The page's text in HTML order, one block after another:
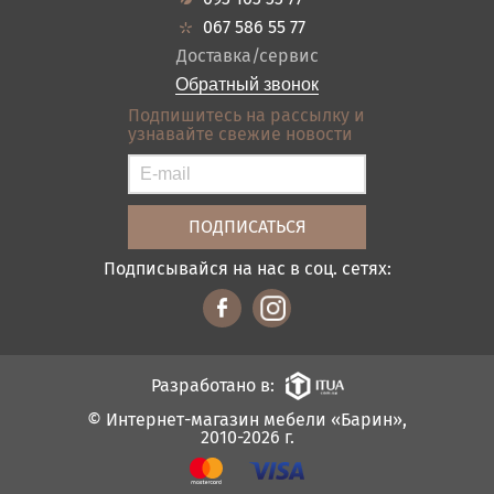
Ванная
Акции
Кредит
Оплата и доставка
Отзывы
Контакты
Карта сайта
Условия покупки
067 586 55 77
Доставка/сервис
Обратный звонок
Подпишитесь на рассылку и
узнавайте свежие новости
Подписывайся на нас в соц. сетях:
© Интернет-магазин мебели «Барин»,
2010-2026 г.
Разработано в: